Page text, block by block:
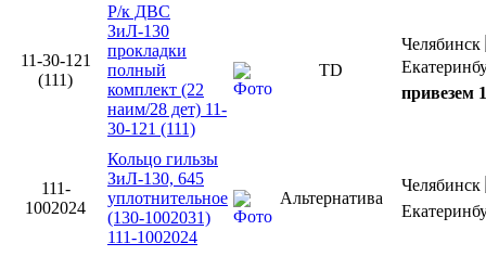
11-30-121
(111)
Р/к ДВС
ЗиЛ-130
прокладки
полный
комплект (22
наим/28 дет) 11-
30-121 (111)
TD
Челябинск
привезем
111-
1002024
Кольцо гильзы
ЗиЛ-130, 645
уплотнительное
(130-1002031)
111-1002024
Альтернатива
Челябинск